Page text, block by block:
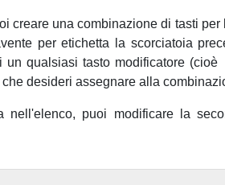
creare una combinazione di tasti
per etichetta la scorciatoia
un qualsiasi tasto modificatore (cioè
che desideri assegnare alla
nell'elenco, puoi modificare la